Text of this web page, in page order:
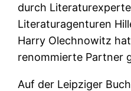
durch
Literaturagenturen
Harry Olechnowitz
renommierte Partner
Auf der Leipziger